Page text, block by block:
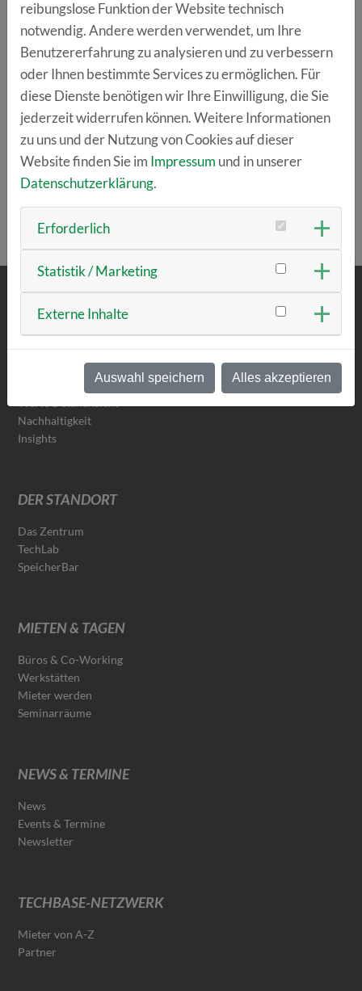
Preis: 750 EuroWertgutschein K+B
Special Preis:Silicon Valley Programme
Die Veranstalter
Bezirk Oberpfalz und die IHK
Regensburg für Oberpfalz / Kelheim
freuen sich auf
eure Bewerbungen!
Jetzt bewerben
ZURÜCK ZUR ÜBERSICHT
ÜBER UNS
Team
Vision & Mission
Nachhaltigkeit
Insights
DER STANDORT
Das Zentrum
TechLab
SpeicherBar
MIETEN & TAGEN
Büros & Co-Working
Werkstätten
Mieter werden
Seminarräume
NEWS & TERMINE
News
Events & Termine
Newsletter
TECHBASE-NETZWERK
Mieter von A-Z
Partner
reibungslose Funktion der Website technisch
notwendig. Andere werden verwendet, um Ihre
Benutzererfahrung zu analysieren und zu verbessern
oder Ihnen bestimmte Services zu ermöglichen. Für
diese Dienste benötigen wir Ihre Einwilligung, die Sie
jederzeit widerrufen können. Weitere Informationen
zu uns und der Nutzung von Cookies auf dieser
Website finden Sie im Impressum und in unserer
Datenschutzerklärung.
Erforderlich
Statistik / Marketing
Externe Inhalte
Auswahl speichern Alles akzeptieren